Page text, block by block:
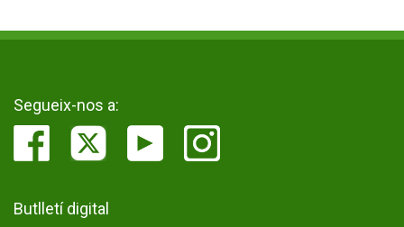
Segueix-nos a:
Butlletí digital